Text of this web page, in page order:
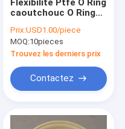
Flexibilité Ptfe O Ring
caoutchouc O Ring
carbone avec une
bonne résistance à la
déchirure
Prix:USD1.00/piece
MOQ:10pieces
Trouvez les derniers prix
Contactez